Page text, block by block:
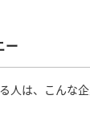
ー
人は、こんな